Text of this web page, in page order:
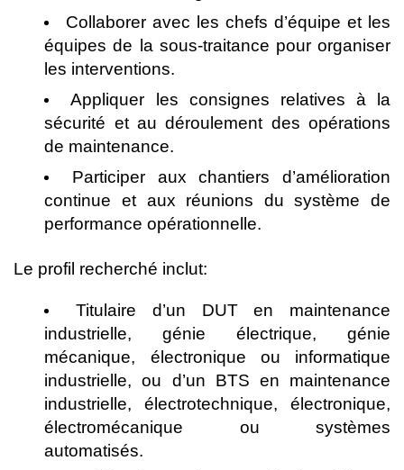
Collaborer avec les chefs d’équipe et les
équipes de la sous-traitance pour organiser
les interventions.
Appliquer les consignes relatives à la
sécurité et au déroulement des opérations
de maintenance.
Participer aux chantiers d’amélioration
continue et aux réunions du système de
performance opérationnelle.
Le profil recherché inclut:
Titulaire d’un DUT en maintenance
industrielle, génie électrique, génie
mécanique, électronique ou informatique
industrielle, ou d’un BTS en maintenance
industrielle, électrotechnique, électronique,
électromécanique ou systèmes
automatisés.